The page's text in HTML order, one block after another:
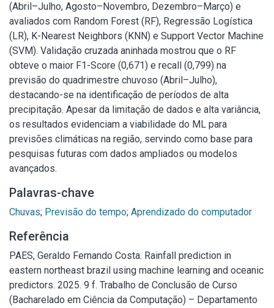
(Abril–Julho, Agosto–Novembro, Dezembro–Março) e
avaliados com Random Forest (RF), Regressão Logística
(LR), K-Nearest Neighbors (KNN) e Support Vector Machine
(SVM). Validação cruzada aninhada mostrou que o RF
obteve o maior F1-Score (0,671) e recall (0,799) na
previsão do quadrimestre chuvoso (Abril–Julho),
destacando-se na identificação de períodos de alta
precipitação. Apesar da limitação de dados e alta variância,
os resultados evidenciam a viabilidade do ML para
previsões climáticas na região, servindo como base para
pesquisas futuras com dados ampliados ou modelos
avançados.
Palavras-chave
Chuvas; Previsão do tempo; Aprendizado do computador
Referência
PAES, Geraldo Fernando Costa. Rainfall prediction in
eastern northeast brazil using machine learning and oceanic
predictors. 2025. 9 f. Trabalho de Conclusão de Curso
(Bacharelado em Ciência da Computação) – Departamento